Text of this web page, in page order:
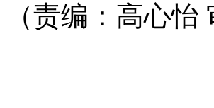
（责编：高心